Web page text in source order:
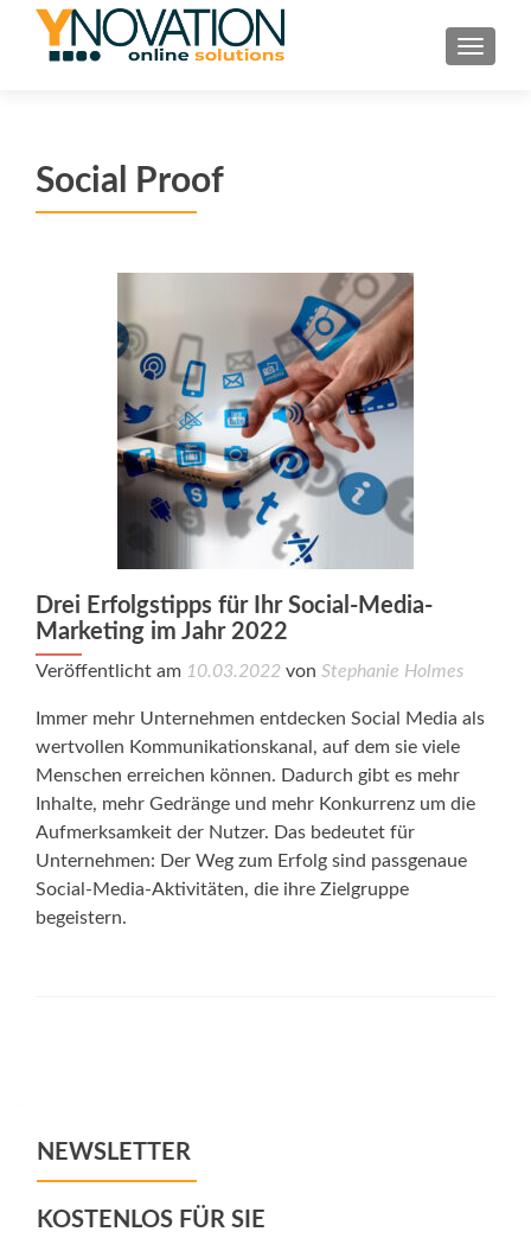
Social Proof
Drei Erfolgstipps für Ihr Social-Media-
Marketing im Jahr 2022
Veröffentlicht am 10.03.2022 von Stephanie Holmes
Immer mehr Unternehmen entdecken Social Media als
wertvollen Kommunikationskanal, auf dem sie viele
Menschen erreichen können. Dadurch gibt es mehr
Inhalte, mehr Gedränge und mehr Konkurrenz um die
Aufmerksamkeit der Nutzer. Das bedeutet für
Unternehmen: Der Weg zum Erfolg sind passgenaue
Social-Media-Aktivitäten, die ihre Zielgruppe
begeistern.
NEWSLETTER
KOSTENLOS FÜR SIE